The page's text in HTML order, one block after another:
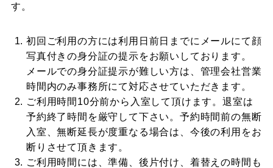
す。
初回ご利用の方には利用日前日までにメールにて顔
写真付きの身分証の提示をお願いしております。
メールでの身分証提示が難しい方は、管理会社営業
時間内のみ事務所にて対応させていただきます。
ご利用時間10分前から入室して頂けます。退室は
予約終了時間を厳守して下さい。予約時間前の無断
入室、無断延長が度重なる場合は、今後の利用をお
断りさせて頂きます。
ご利用時間には、準備、後片付け、着替えの時間も